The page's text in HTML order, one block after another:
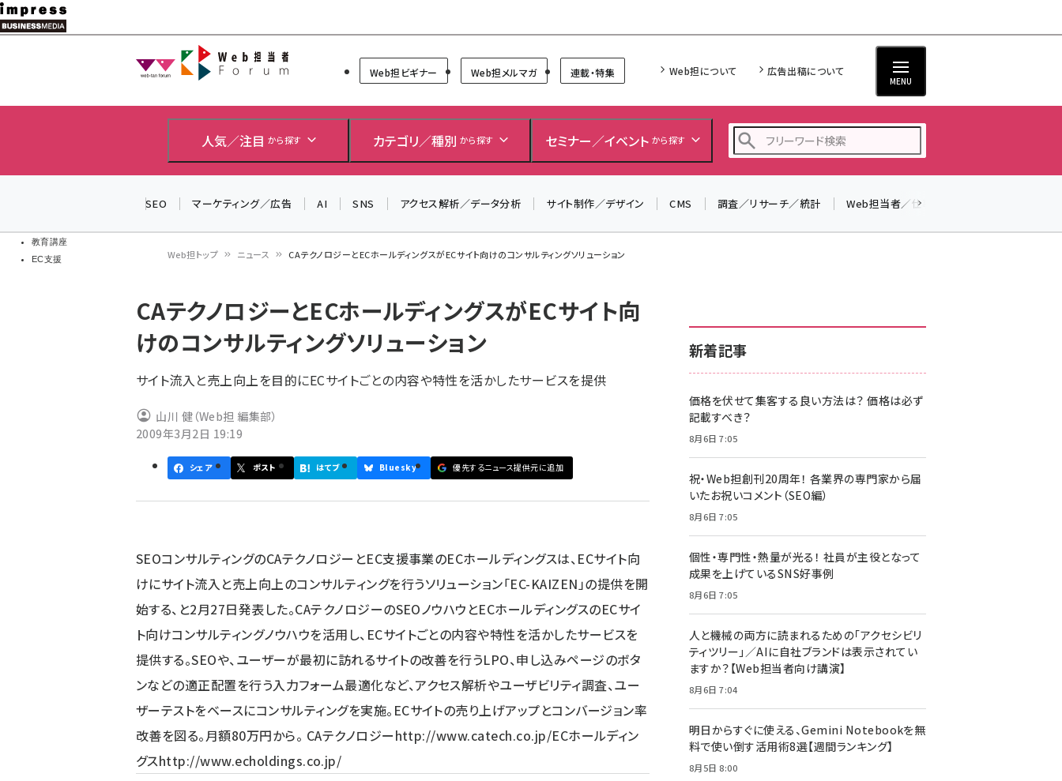
メ
イ
教育講座
EC支援
Web担当者Forum
Web担ビギナー Web担メルマガ 連載・特集 Web担について 広告出稿について
MENU
人気／注目 から探す カテゴリ／種別 から探す セミナー／イベント から探す
z世代 (1622)
meo (1275)
SEO マーケティング／広告 AI SNS アクセス解析／データ分析 サイト制作／デザイン CMS 調査／リサーチ／統計 Web担当者／仕事
ン
く
ず
Web担トップ ニュース CAテクノロジーとECホールディングスがECサイト向けのコンサルティングソリューション
CAテクノロジーとECホールディングスがECサイト向
けのコンサルティングソリューション
サイト流入と売上向上を目的にECサイトごとの内容や特性を活かしたサービスを提供
山川 健（Web担 編集部）
2009年3月2日 19:19
シェア ポスト はてブ Bluesky 優先するニュース提供元に追加
SEOコンサルティングのCAテクノロジーとEC支援事業のECホールディングスは、ECサイト向
けにサイト流入と売上向上のコンサルティングを行うソリューション「EC-KAIZEN」の提供を開
始する、と2月27日発表した。CAテクノロジーのSEOノウハウとECホールディングスのECサイ
ト向けコンサルティングノウハウを活用し、ECサイトごとの内容や特性を活かしたサービスを
提供する。SEOや、ユーザーが最初に訪れるサイトの改善を行うLPO、申し込みページのボタ
ンなどの適正配置を行う入力フォーム最適化など、アクセス解析やユーザビリティ調査、ユー
ザーテストをベースにコンサルティングを実施。ECサイトの売り上げアップとコンバージョン率
改善を図る。月額80万円から。 CAテクノロジーhttp://www.catech.co.jp/ECホールディン
グスhttp://www.echoldings.co.jp/
新着記事
価格を伏せて集客する良い方法は？ 価格は必ず
記載すべき？
8月6日 7:05
祝・Web担創刊20周年！ 各業界の専門家から届
いたお祝いコメント（SEO編）
8月6日 7:05
個性・専門性・熱量が光る！ 社員が主役となって
成果を上げているSNS好事例
8月6日 7:05
人と機械の両方に読まれるための「アクセシビリ
ティツリー」／AIに自社ブランドは表示されてい
ますか？【Web担当者向け講演】
8月6日 7:04
明日からすぐに使える、Gemini Notebookを無
料で使い倒す活用術8選【週間ランキング】
8月5日 8:00